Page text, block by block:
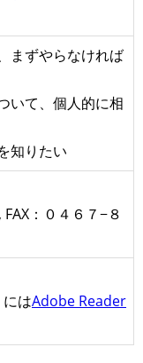
まずやらなければ
いて、個人的に相
知りたい
：０４６７−８
はAdobe Reader